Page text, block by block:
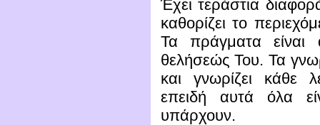
Έχει τεράστια
καθορίζει το
Τα πράγματα είναι
θελήσεώς Του. Τα
και γνωρίζει κάθε
επειδή αυτά όλα
υπάρχουν.